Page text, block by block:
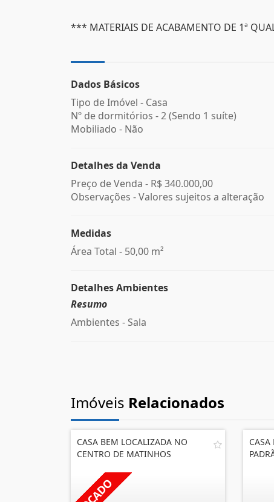
*** MATERIAIS DE ACABAMENTO DE 1ª
Dados Básicos
Tipo de Imóvel - Casa
Nº de dormitórios - 2 (Sendo 1 suíte)
Mobiliado - Não
Detalhes da Venda
Preço de Venda - R$ 340.000,00
Observações - Valores sujeitos a alteração
Medidas
Área Total - 50,00 m²
Detalhes Ambientes
Resumo
Ambientes - Sala
Imóveis Relacionados
CASA BEM LOCALIZADA NO
CENTRO DE MATINHOS